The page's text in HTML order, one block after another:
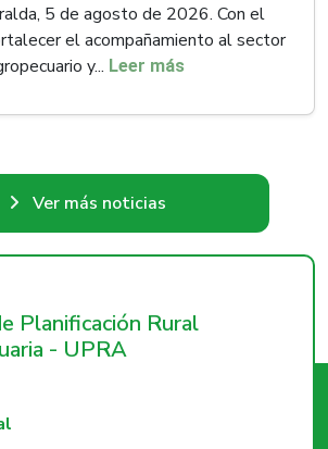
5 de agosto de 2026. Con el
el acompañamiento al sector
y... Leer más
Ver más noticias
Planificación Rural
- UPRA